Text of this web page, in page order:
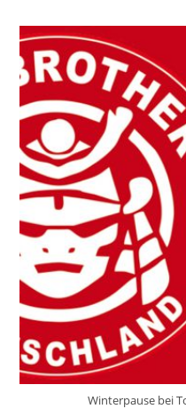
Winterpause bei